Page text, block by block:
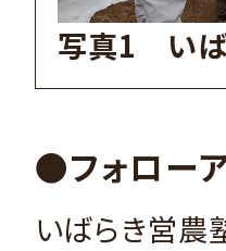
写真1 いば
●フォロー
いばらき営農